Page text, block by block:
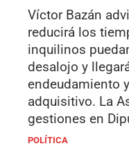
Víctor Bazán
reducirá los
inquilinos
desalojo y
endeudamiento
adquisitivo. La
gestiones en
POLÍTICA